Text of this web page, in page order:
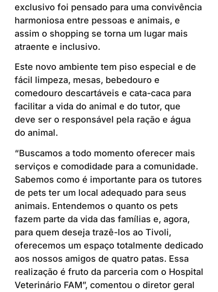
exclusivo foi pensado para uma convivência
harmoniosa entre pessoas e animais, e
assim o shopping se torna um lugar mais
atraente e inclusivo.
Este novo ambiente tem piso especial e de
fácil limpeza, mesas, bebedouro e
comedouro descartáveis e cata-caca para
facilitar a vida do animal e do tutor, que
deve ser o responsável pela ração e água
do animal.
“Buscamos a todo momento oferecer mais
serviços e comodidade para a comunidade.
Sabemos como é importante para os tutores
de pets ter um local adequado para seus
animais. Entendemos o quanto os pets
fazem parte da vida das famílias e, agora,
para quem deseja trazê-los ao Tivoli,
oferecemos um espaço totalmente dedicado
aos nossos amigos de quatro patas. Essa
realização é fruto da parceria com o Hospital
Veterinário FAM”, comentou o diretor geral